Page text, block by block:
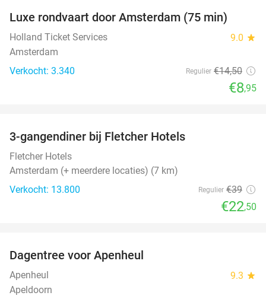
Luxe rondvaart door Amsterdam (75 min)
Holland Ticket Services 9.0 star
Amsterdam
Verkocht: 3.340
Regulier €14,50
€8,95
3-gangendiner bij Fletcher Hotels
Fletcher Hotels
Amsterdam (+ meerdere locaties) (7 km)
Verkocht: 13.800
Regulier €39
€22,50
Dagentree voor Apenheul
Apenheul 9.3 star
Apeldoorn